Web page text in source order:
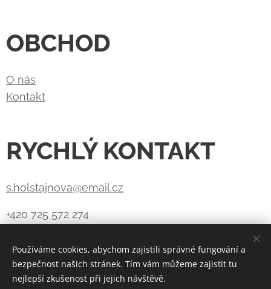
OBCHOD
O nás
Kontakt
RYCHLÝ KONTAKT
s.holstajnova@email.cz
+420 725 572 274
Vytvořeno službouWebnode Cookies
Používáme cookies, abychom zajistili správné fungování a
bezpečnost našich stránek. Tím vám můžeme zajistit tu
nejlepší zkušenost při jejich návštěvě.